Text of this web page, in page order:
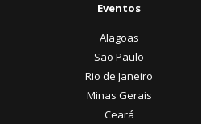
Eventos
Alagoas
São Paulo
Rio de Janeiro
Minas Gerais
Ceará